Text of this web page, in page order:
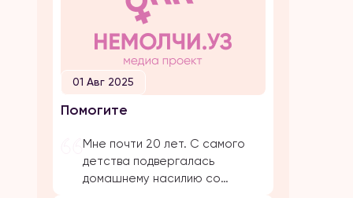
своего супруга. Расскажу все
с начала… Я вышла замуж по
большой любви. Супруг меня
добивался несколько лет,
затем мы встречались почти 5
лет и он мне сделал
предложение. Мы […]
01 Авг 2025
Помогите
Мне почти 20 лет. С самого
детства подвергалась
домашнему насилию со